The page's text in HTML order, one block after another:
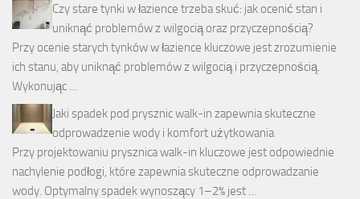
Czy stare tynki w łazience trzeba skuć: jak ocenić stan i
uniknąć problemów z wilgocią oraz przyczepnością?
Przy ocenie starych tynków w łazience kluczowe jest zrozumienie
ich stanu, aby uniknąć problemów z wilgocią i przyczepnością.
Wykonując …
Jaki spadek pod prysznic walk-in zapewnia skuteczne
odprowadzenie wody i komfort użytkowania
Przy projektowaniu prysznica walk-in kluczowe jest odpowiednie
nachylenie podłogi, które zapewnia skuteczne odprowadzanie
wody. Optymalny spadek wynoszący 1–2% jest …